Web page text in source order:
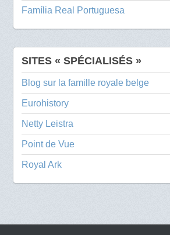
Família Real Portuguesa
SITES « SPÉCIALISÉS »
Blog sur la famille royale belge
Eurohistory
Netty Leistra
Point de Vue
Royal Ark